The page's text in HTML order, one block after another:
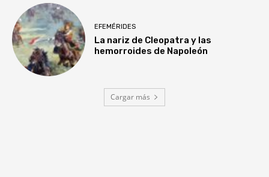
EFEMÉRIDES
La nariz de Cleopatra y las
hemorroides de Napoleón
Cargar más